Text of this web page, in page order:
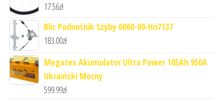
17.56zł
Blic Podnośnik Szyby 6060-00-Hn7137
183.00zł
Megatex Akumulator Ultra Power 105Ah 950A
Ukraiński Mocny
599.99zł